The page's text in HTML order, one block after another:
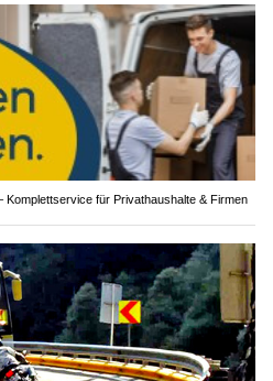
für Privathaushalte & Firmen